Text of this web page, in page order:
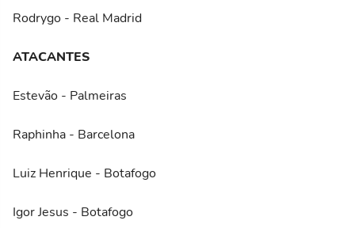
Rodrygo - Real Madrid
ATACANTES
Estevão - Palmeiras
Raphinha - Barcelona
Luiz Henrique - Botafogo
Igor Jesus - Botafogo